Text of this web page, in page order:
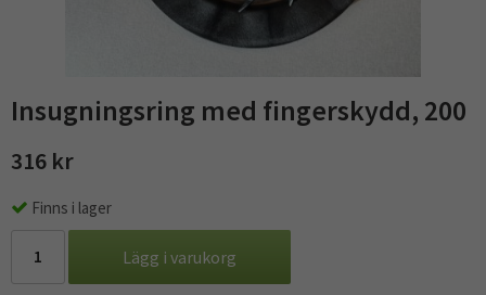
Insugningsring med fingerskydd, 200
316 kr
Finns i lager
Lägg i varukorg